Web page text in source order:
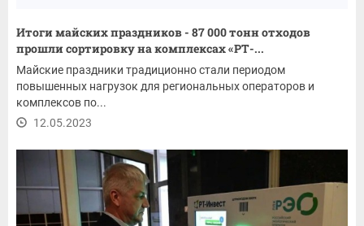
Итоги майских праздников - 87 000 тонн отходов
прошли сортировку на комплексах «РТ-...
Майские праздники традиционно стали периодом
повышенных нагрузок для региональных операторов и
комплексов по...
12.05.2023